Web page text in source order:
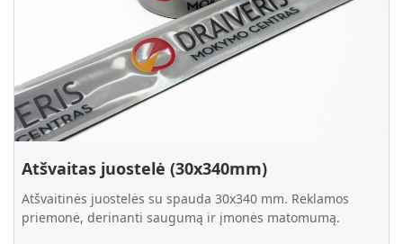
Atšvaitas juostelė (30x340mm)
Atšvaitinės juostelės su spauda 30x340 mm. Reklamos
priemonė, derinanti saugumą ir įmonės matomumą.